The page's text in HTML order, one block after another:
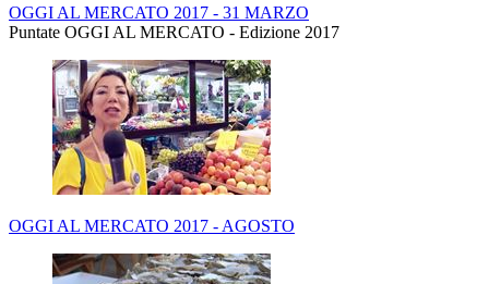
OGGI AL MERCATO 2017 - 31 MARZO
Puntate OGGI AL MERCATO - Edizione 2017
OGGI AL MERCATO 2017 - AGOSTO